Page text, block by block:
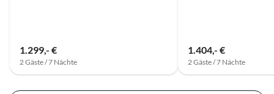
1.299,- €
2 Gäste / 7 Nächte
1.404,- €
2 Gäste / 7 Nächte